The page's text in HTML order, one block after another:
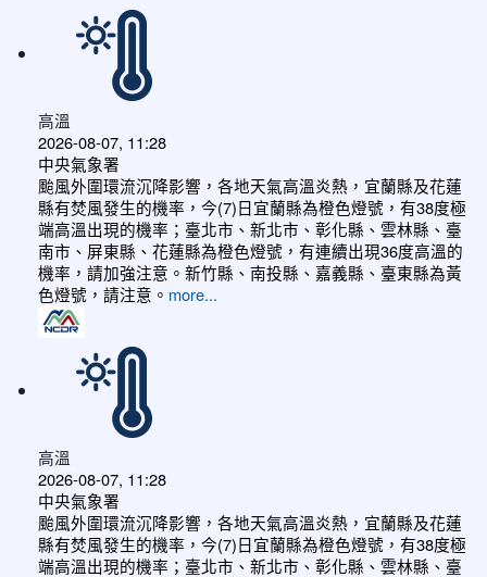
高溫
2026-08-07, 11:28
中央氣象署
颱風外圍環流沉降影響，各地天氣高溫炎熱，宜蘭縣及花蓮
縣有焚風發生的機率，今(7)日宜蘭縣為橙色燈號，有38度極
端高溫出現的機率；臺北市、新北市、彰化縣、雲林縣、臺
南市、屏東縣、花蓮縣為橙色燈號，有連續出現36度高溫的
機率，請加強注意。新竹縣、南投縣、嘉義縣、臺東縣為黃
色燈號，請注意。 more...
高溫
2026-08-07, 11:28
中央氣象署
颱風外圍環流沉降影響，各地天氣高溫炎熱，宜蘭縣及花蓮
縣有焚風發生的機率，今(7)日宜蘭縣為橙色燈號，有38度極
端高溫出現的機率；臺北市、新北市、彰化縣、雲林縣、臺